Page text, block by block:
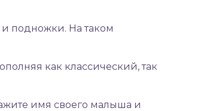
и подножки. На таком
как классический, так
имя своего малыша и